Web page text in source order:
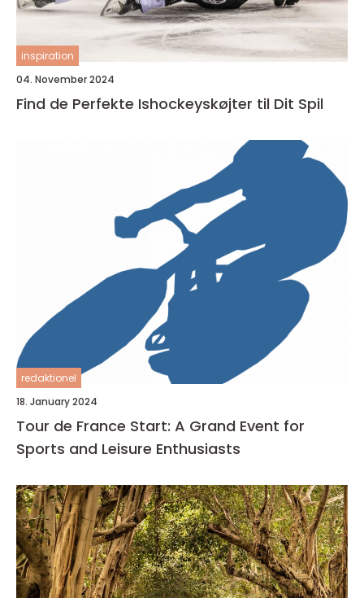
inspiration
04. November 2024
Find de Perfekte Ishockeyskøjter til Dit Spil
redaktionel
18. January 2024
Tour de France Start: A Grand Event for
Sports and Leisure Enthusiasts